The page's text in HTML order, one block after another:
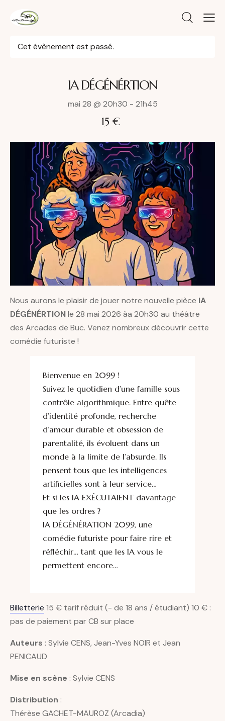
Cet évènement est passé.
IA DÉGÉNÉRTION
mai 28 @ 20h30 - 21h45
15 €
Nous aurons le plaisir de jouer notre nouvelle pièce IA
DÉGÉNÉRTIONle 28 mai 2026 àa 20h30 au théâtre
des Arcades de Buc. Venez nombreux découvrir cette
comédie futuriste !
Bienvenue en 2099 !
Suivez le quotidien d’une famille sous
contrôle algorithmique. Entre quête
d’identité profonde, recherche
d’amour durable et obsession de
parentalité, ils évoluent dans un
monde à la limite de l’absurde. Ils
pensent tous que les intelligences
artificielles sont à leur service…
Et si les IA EXÉCUTAIENT davantage
que les ordres ?
IA DÉGÉNÉRATION 2099, une
comédie futuriste pour faire rire et
réfléchir… tant que les IA vous le
permettent encore…
Billetterie 15 € tarif réduit (- de 18 ans / étudiant) 10 € :
pas de paiement par CB sur place
Auteurs : Sylvie CENS, Jean-Yves NOIR et Jean
PENICAUD
Mise en scène : Sylvie CENS
Distribution :
Thérèse GACHET-MAUROZ (Arcadia)